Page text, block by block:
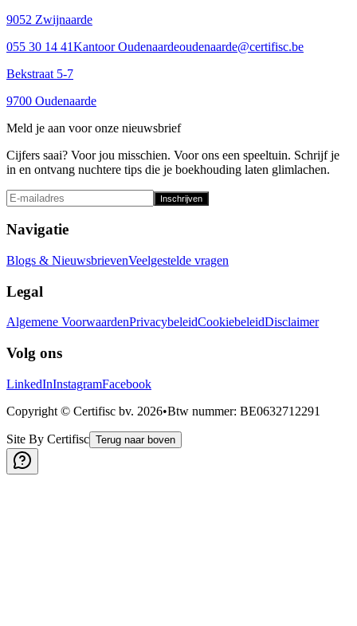
9052 Zwijnaarde
055 30 14 41Kantoor Oudenaardeoudenaarde@certifisc.be
Bekstraat 5-7
9700 Oudenaarde
Meld je aan voor onze nieuwsbrief
Cijfers saai? Voor jou misschien. Voor ons een speeltuin. Schrijf je
in en ontvang nuchtere tips die je boekhouding laten glimlachen.
Inschrijven
Navigatie
Blogs & NieuwsbrievenVeelgestelde vragen
Legal
Algemene VoorwaardenPrivacybeleidCookiebeleidDisclaimer
Volg ons
LinkedInInstagramFacebook
Copyright © Certifisc bv. 2026•Btw nummer: BE0632712291
Site By Certifisc Terug naar boven